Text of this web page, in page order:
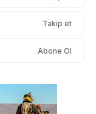
Takip et
Abone Ol